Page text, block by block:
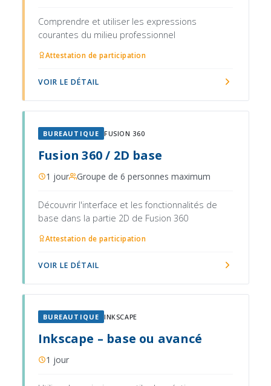
Comprendre et utiliser les expressions
courantes du milieu professionnel
Attestation de participation
VOIR LE DÉTAIL
BUREAUTIQUE FUSION 360
Fusion 360 / 2D base
1 jour Groupe de 6 personnes maximum
Découvrir l'interface et les fonctionnalités de
base dans la partie 2D de Fusion 360
Attestation de participation
VOIR LE DÉTAIL
BUREAUTIQUE INKSCAPE
Inkscape – base ou avancé
1 jour